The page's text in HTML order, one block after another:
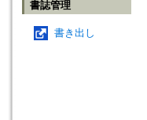
書誌管理
書き出し